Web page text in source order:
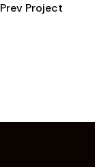
Prev Project